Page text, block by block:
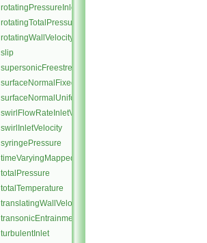
rotatingPressureInletOutletVelocity
rotatingTotalPressure
rotatingWallVelocity
slip
supersonicFreestream
surfaceNormalFixedValue
surfaceNormalUniformFixedValue
swirlFlowRateInletVelocity
swirlInletVelocity
syringePressure
timeVaryingMappedFixedValue
totalPressure
totalTemperature
translatingWallVelocity
transonicEntrainmentPressure
turbulentInlet